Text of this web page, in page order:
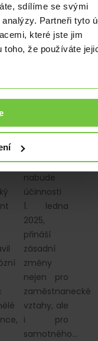
sdílíme se svými
Partneři tyto
které jste jim
toho, že používáte
| ANALÝZY|
zákoníku
práce,
která
nabude
účinnosti
1. ledna
2025,
přináší
zásadní
změny
nejen pro
zaměstnanecké
vztahy, ale
i pro
samotného…